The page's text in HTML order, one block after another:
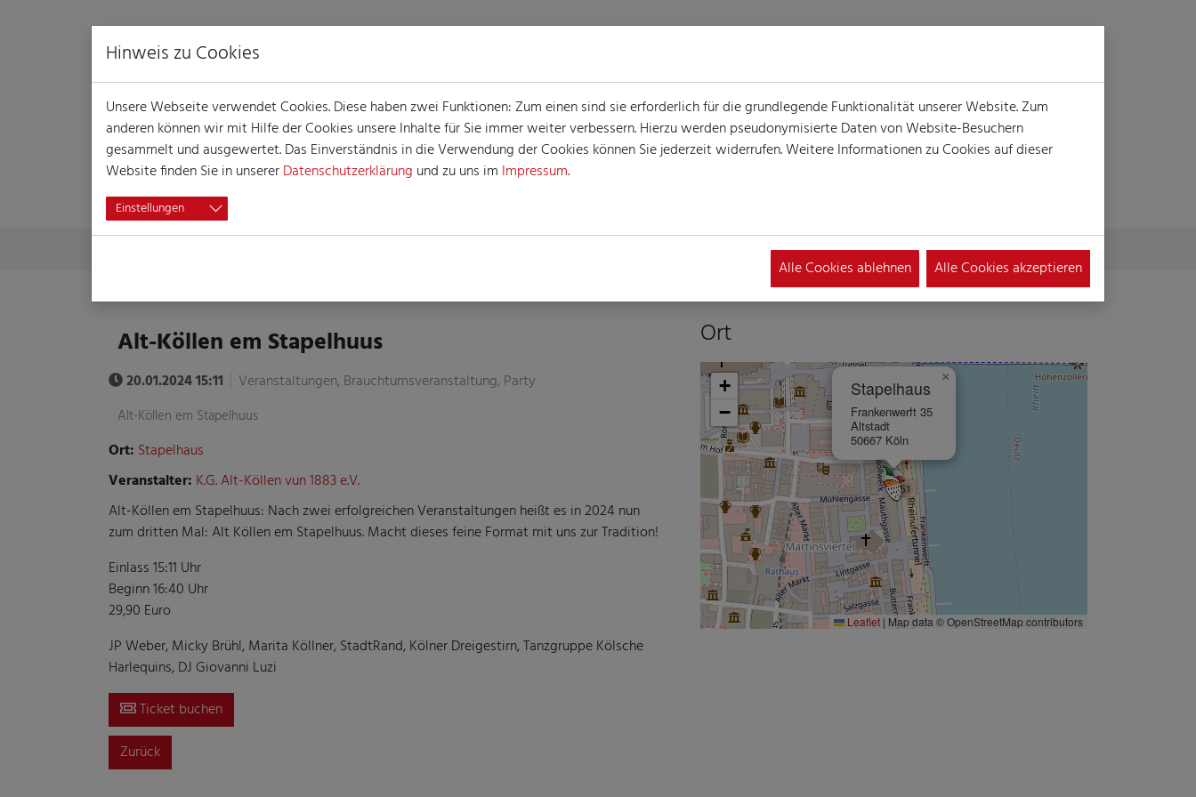
VERANSTALTUNG
Skip to main contentYou are here:
Alt-Köllen em Stapelhuus
20.01.2024 15:11 Veranstaltungen, Brauchtumsveranstaltung, Party
Alt-Köllen em Stapelhuus
Ort: Stapelhaus
Veranstalter: K.G. Alt-Köllen vun 1883 e.V.
Alt-Köllen em Stapelhuus: Nach zwei erfolgreichen Veranstaltungen heißt es in 2024 nun
zum dritten Mal: Alt Köllen em Stapelhuus. Macht dieses feine Format mit uns zur Tradition!
Einlass 15:11 Uhr
Beginn 16:40 Uhr
29,90 Euro
JP Weber, Micky Brühl, Marita Köllner, StadtRand, Kölner Dreigestirn, Tanzgruppe Kölsche
Harlequins, DJ Giovanni Luzi
Ticket buchen
Ort
Stapelhaus
Frankenwerft 35
Altstadt
50667 Köln
×
+
−
Leaflet | Map data © OpenStreetMap contributors
Zurück
Hinweis zu Cookies
Unsere Webseite verwendet Cookies. Diese haben zwei Funktionen: Zum einen sind sie erforderlich für die grundlegende Funktionalität unserer Website. Zum
anderen können wir mit Hilfe der Cookies unsere Inhalte für Sie immer weiter verbessern. Hierzu werden pseudonymisierte Daten von Website-Besuchern
gesammelt und ausgewertet. Das Einverständnis in die Verwendung der Cookies können Sie jederzeit widerrufen. Weitere Informationen zu Cookies auf dieser
Website finden Sie in unsererDatenschutzerklärung und zu uns im Impressum.
Einstellungen
Alle Cookies ablehnen Alle Cookies akzeptieren